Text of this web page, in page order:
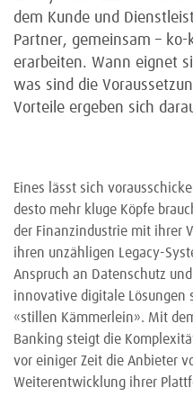
dem Kunde und
Partner, gemeinsam –
erarbeiten. Wann eignet
was sind die
Vorteile ergeben sich
Eines lässt sich
desto mehr kluge Köpfe
der Finanzindustrie mit ihrer
ihren unzähligen Legacy-
Anspruch an Datenschutz
innovative digitale
«stillen Kämmerlein». Mit
Banking steigt die
vor einiger Zeit die Anbieter
Weiterentwicklung ihrer